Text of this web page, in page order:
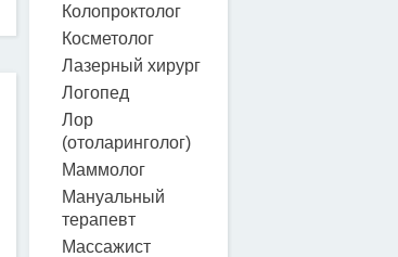
Колопроктолог
Косметолог
Лазерный хирург
Логопед
Лор
(отоларинголог)
Маммолог
Мануальный
терапевт
Массажист